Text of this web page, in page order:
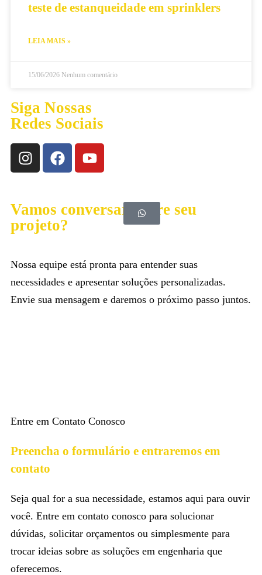
teste de estanqueidade em sprinklers
LEIA MAIS »
15/06/2026 Nenhum comentário
Siga Nossas
Redes Sociais
Vamos conversar sobre seu
projeto?
Nossa equipe está pronta para entender suas
necessidades e apresentar soluções personalizadas.
Envie sua mensagem e daremos o próximo passo juntos.
Entre em Contato Conosco
Preencha o formulário e entraremos em
contato
Seja qual for a sua necessidade, estamos aqui para ouvir
você. Entre em contato conosco para solucionar
dúvidas, solicitar orçamentos ou simplesmente para
trocar ideias sobre as soluções em engenharia que
oferecemos.